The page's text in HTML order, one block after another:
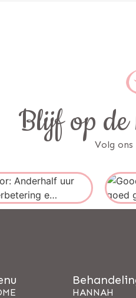
Blijf op
Volg ons
HANNAH